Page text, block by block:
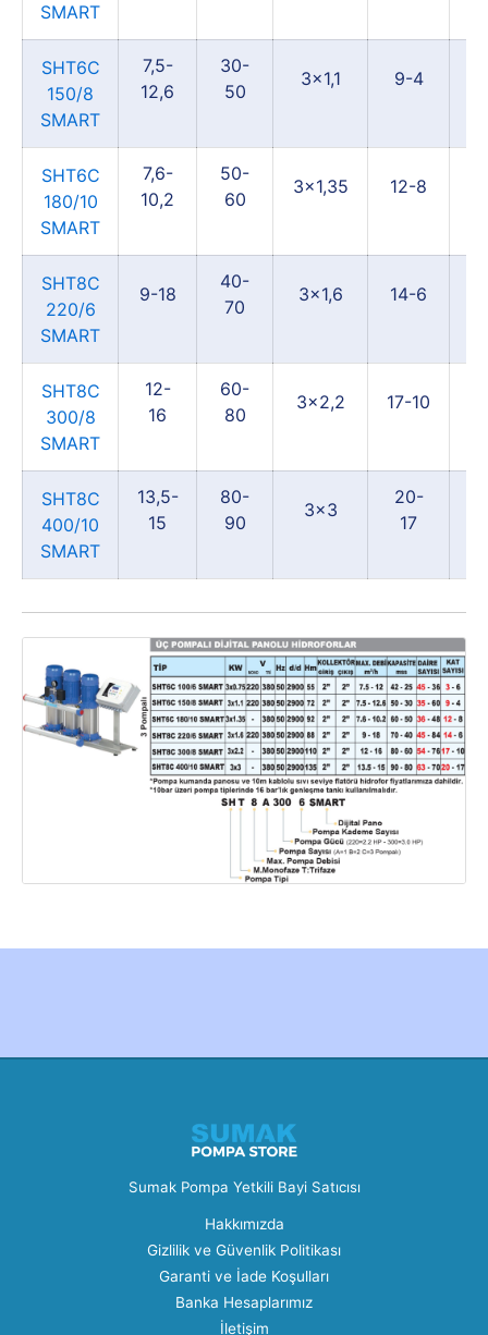
SMART
SHT6C
150/8
SMART
7,5-
12,6
30-
50
3x1,1 9-4
SHT6C
180/10
SMART
7,6-
10,2
50-
60
3x1,35 12-8
SHT8C
220/6
SMART
9-18
40-
70
3x1,6 14-6
SHT8C
300/8
SMART
12-
16
60-
80
3x2,2 17-10
SHT8C
400/10
SMART
13,5-
15
80-
90
3x3
20-
17
Sumak Pompa Yetkili Bayi Satıcısı
Hakkımızda
Gizlilik ve Güvenlik Politikası
Garanti ve İade Koşulları
Banka Hesaplarımız
İletişim